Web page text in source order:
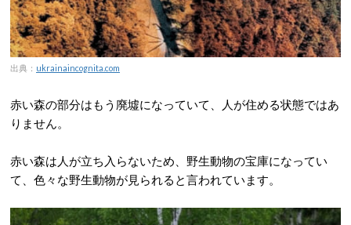
出典： ukrainaincognita.com
赤い森の部分はもう廃墟になっていて、人が住める状態ではあ
りません。
赤い森は人が立ち入らないため、野生動物の宝庫になってい
て、色々な野生動物が見られると言われています。